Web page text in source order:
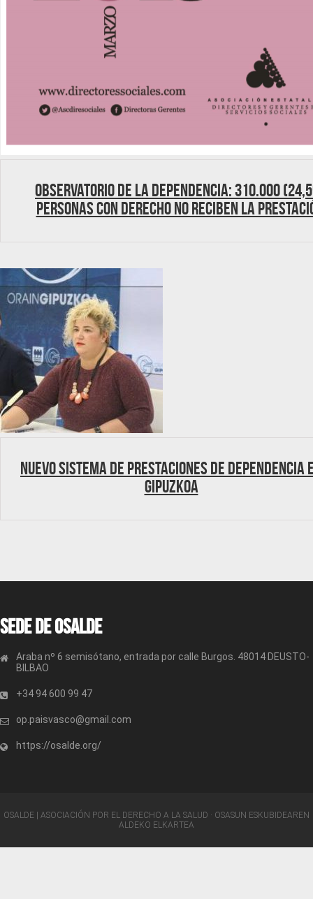
Observatorio de la Dependencia: 310.000
personas con derecho no reciben la
Nuevo sistema de prestaciones de dependencia
Gipuzkoa
Sede de OSALDE
Araba nº 6 semisótano, entrada por calle Burgos. 48014 DEUSTO-
BILBAO
+34 94 600 99 47
op.paisvasco@gmail.com
https://osalde.org/
OSALDE | ASOCIACIÓN POR EL DERECHO A LA SALUD · OSASUN ESKUBIDEAREN
ALDEKO ELKARTEA